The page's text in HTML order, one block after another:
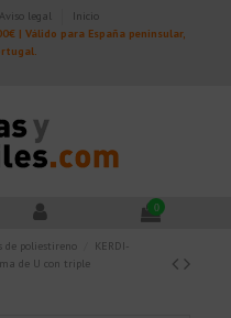
Aviso legal
Inicio
| Válido para España peninsular,
0
de poliestireno
KERDI-
de U con triple